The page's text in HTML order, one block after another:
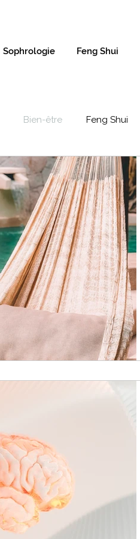
Sophrologie Feng Shui
Bien-être Feng Shui